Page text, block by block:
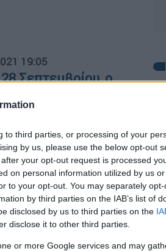
to third parties, or processing of your
by us, please use the below opt-out
your opt-out request is processed
on personal information utilized by us
to your opt-out. You may separately
by third parties on the IAB’s list of
disclosed by us to third parties on the
disclose it to other third parties.
or more Google services and may
19:05
Σεπτεμβρίου, ο
την
του 1928. Ο φυσικός
ανακαλύπτει
σωτήριο για την
πενικιλίνη!